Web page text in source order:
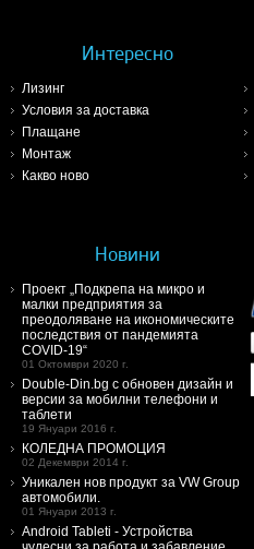
Интересно
Лизинг
Условия за доставка
Плащане
Монтаж
Какво ново
Новини
Проект „Подкрепа на микро и
малки предприятия за
преодоляване на икономическите
последствия от пандемията
COVID-19“
01 Октомври 2020 г.
Double-Din.bg с обновен дизайн и
версии за мобилни телефони и
таблети
19 Януари 2016 г.
КОЛЕДНА ПРОМОЦИЯ
02 Декември 2014 г.
Уникален нов продукт за VW Group
автомобили.
01 Януари 2013 г.
Android Tableti - Устройства